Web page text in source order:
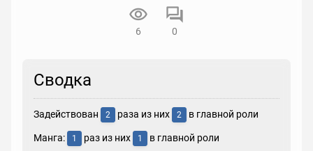
6 0
Сводка
Задействован 2 раза из них 2 в главной роли
Манга: 1 раз из них 1 в главной роли